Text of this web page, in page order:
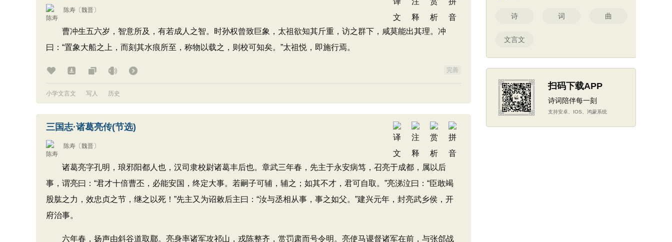
陈寿 〔魏晋〕
曹冲生五六岁，智意所及，有若成人之智。时孙权曾致巨象，太祖欲知其斤重，访之群下，咸莫能出其理。冲
曰：“置象大船之上，而刻其水痕所至，称物以载之，则校可知矣。”太祖悦，即施行焉。
完善
小学文言文 写人 历史
三国志·诸葛亮传(节选)
陈寿 〔魏晋〕
诸葛亮字孔明，琅邪阳都人也，汉司隶校尉诸葛丰后也。章武三年春，先主于永安病笃，召亮于成都，属以后
事，谓亮曰：“君才十倍曹丕，必能安国，终定大事。若嗣子可辅，辅之；如其不才，君可自取。”亮涕泣曰：“臣敢竭
股肱之力，效忠贞之节，继之以死！”先主又为诏敕后主曰：“汝与丞相从事，事之如父。”建兴元年，封亮武乡侯，开
府治事。
六年春，扬声由斜谷道取郿。亮身率诸军攻祁山，戎陈整齐，赏罚肃而号令明。亮使马谡督诸军在前，与张郃战
诗 词 曲
文言文
扫码下载APP
诗词陪伴每一刻
支持安卓、IOS、鸿蒙系统